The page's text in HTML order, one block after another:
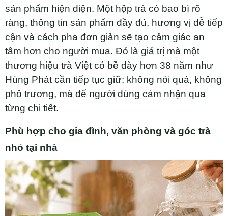
sản phẩm hiện diện. Một hộp trà có bao bì rõ
ràng, thông tin sản phẩm đầy đủ, hương vị dễ tiếp
cận và cách pha đơn giản sẽ tạo cảm giác an
tâm hơn cho người mua. Đó là giá trị mà một
thương hiệu trà Việt có bề dày hơn 38 năm như
Hùng Phát cần tiếp tục giữ: không nói quá, không
phô trương, mà để người dùng cảm nhận qua
từng chi tiết.
Phù hợp cho gia đình, văn phòng và góc trà
nhỏ tại nhà